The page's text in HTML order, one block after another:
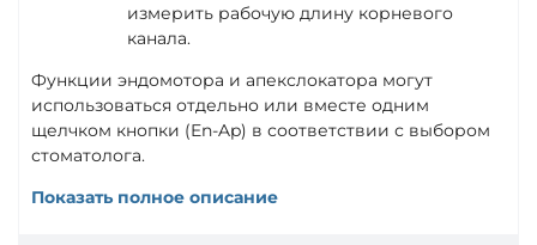
измерить рабочую длину корневого
канала.
Функции эндомотора и апекслокатора могут
использоваться отдельно или вместе одним
щелчком кнопки (En-Ap) в соответствии с выбором
стоматолога.
Показать полное описание